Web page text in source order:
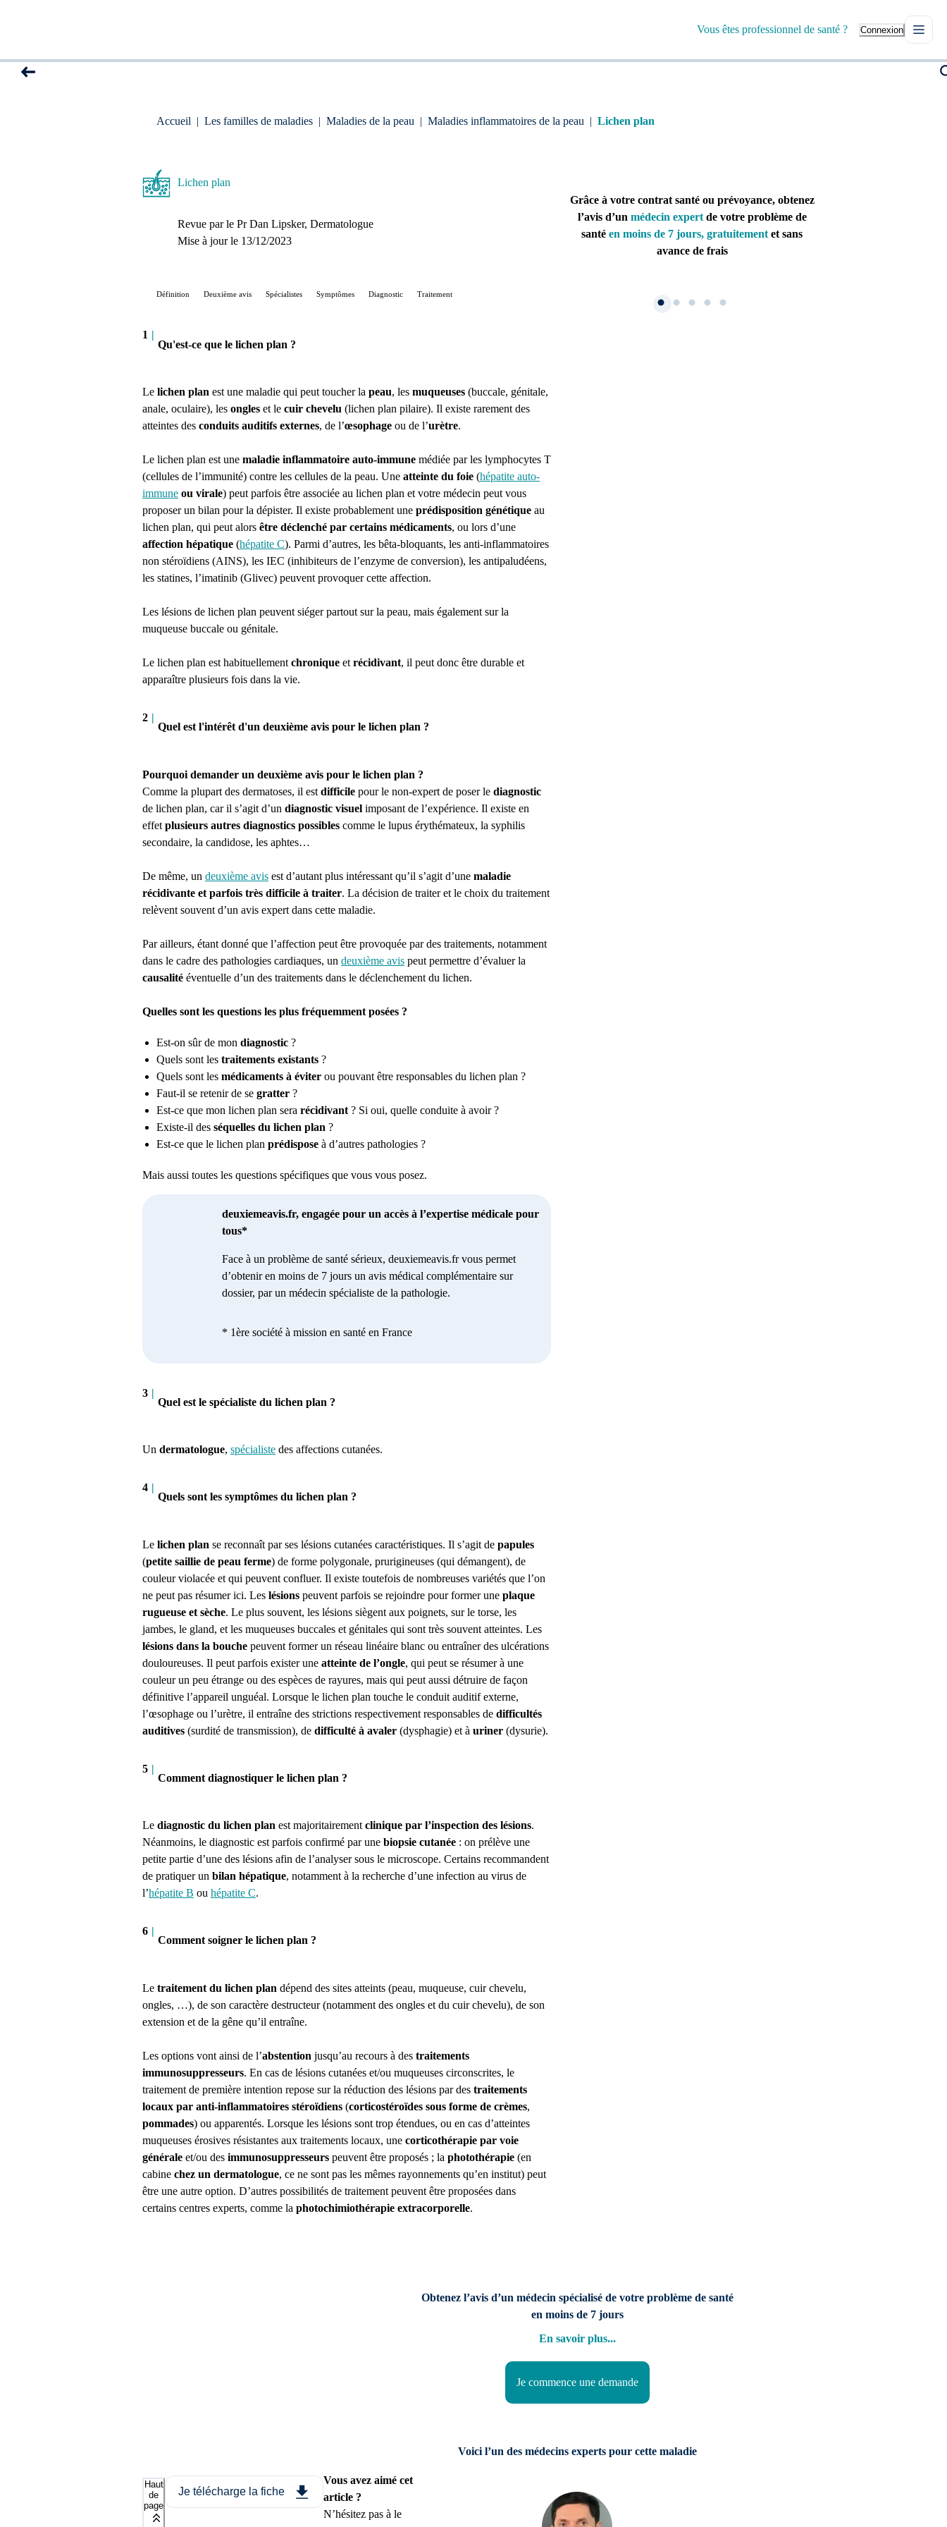
Vous êtes professionnel de santé ? Connexion
Accueil | Les familles de maladies | Maladies de la peau | Maladies inflammatoires de la peau | Lichen plan
Lichen plan
Revue par le Pr Dan Lipsker, Dermatologue
Mise à jour le 13/12/2023
Définition Deuxième avis Spécialistes Symptômes Diagnostic Traitement
1 |
Qu'est-ce que le lichen plan ?
Le lichen plan est une maladie qui peut toucher la peau, les muqueuses (buccale, génitale,
anale, oculaire), les ongles et le cuir chevelu (lichen plan pilaire). Il existe rarement des
atteintes des conduits auditifs externes, de l’œsophage ou de l’urètre.
Le lichen plan est une maladie inflammatoire auto-immune médiée par les lymphocytes T
(cellules de l’immunité) contre les cellules de la peau. Une atteinte du foie (hépatite auto-
immune ou virale) peut parfois être associée au lichen plan et votre médecin peut vous
proposer un bilan pour la dépister. Il existe probablement une prédisposition génétique au
lichen plan, qui peut alors être déclenché par certains médicaments, ou lors d’une
affection hépatique (hépatite C). Parmi d’autres, les bêta-bloquants, les anti-inflammatoires
non stéroïdiens (AINS), les IEC (inhibiteurs de l’enzyme de conversion), les antipaludéens,
les statines, l’imatinib (Glivec) peuvent provoquer cette affection.
Les lésions de lichen plan peuvent siéger partout sur la peau, mais également sur la
muqueuse buccale ou génitale.
Le lichen plan est habituellement chronique et récidivant, il peut donc être durable et
apparaître plusieurs fois dans la vie.
2 |
Quel est l'intérêt d'un deuxième avis pour le lichen plan ?
Pourquoi demander un deuxième avis pour le lichen plan ?
Comme la plupart des dermatoses, il est difficile pour le non-expert de poser le diagnostic
de lichen plan, car il s’agit d’un diagnostic visuel imposant de l’expérience. Il existe en
effet plusieurs autres diagnostics possibles comme le lupus érythémateux, la syphilis
secondaire, la candidose, les aphtes…
De même, un deuxième avis est d’autant plus intéressant qu’il s’agit d’une maladie
récidivante et parfois très difficile à traiter. La décision de traiter et le choix du traitement
relèvent souvent d’un avis expert dans cette maladie.
Par ailleurs, étant donné que l’affection peut être provoquée par des traitements, notamment
dans le cadre des pathologies cardiaques, un deuxième avis peut permettre d’évaluer la
causalité éventuelle d’un des traitements dans le déclenchement du lichen.
Quelles sont les questions les plus fréquemment posées ?
Est-on sûr de mon diagnostic ?
Quels sont les traitements existants ?
Quels sont les médicaments à éviter ou pouvant être responsables du lichen plan ?
Faut-il se retenir de se gratter ?
Est-ce que mon lichen plan sera récidivant ? Si oui, quelle conduite à avoir ?
Existe-il des séquelles du lichen plan ?
Est-ce que le lichen plan prédispose à d’autres pathologies ?
Mais aussi toutes les questions spécifiques que vous vous posez.
deuxiemeavis.fr, engagée pour un accès à l’expertise médicale pour
tous*
Face à un problème de santé sérieux, deuxiemeavis.fr vous permet
d’obtenir en moins de 7 jours un avis médical complémentaire sur
dossier, par un médecin spécialiste de la pathologie.
* 1ère société à mission en santé en France
3 |
Quel est le spécialiste du lichen plan ?
Un dermatologue, spécialiste des affections cutanées.
4 |
Quels sont les symptômes du lichen plan ?
Le lichen plan se reconnaît par ses lésions cutanées caractéristiques. Il s’agit de papules
(petite saillie de peau ferme) de forme polygonale, prurigineuses (qui démangent), de
couleur violacée et qui peuvent confluer. Il existe toutefois de nombreuses variétés que l’on
ne peut pas résumer ici. Les lésions peuvent parfois se rejoindre pour former une plaque
rugueuse et sèche. Le plus souvent, les lésions siègent aux poignets, sur le torse, les
jambes, le gland, et les muqueuses buccales et génitales qui sont très souvent atteintes. Les
lésions dans la bouche peuvent former un réseau linéaire blanc ou entraîner des ulcérations
douloureuses. Il peut parfois exister une atteinte de l’ongle, qui peut se résumer à une
couleur un peu étrange ou des espèces de rayures, mais qui peut aussi détruire de façon
définitive l’appareil unguéal. Lorsque le lichen plan touche le conduit auditif externe,
l’œsophage ou l’urètre, il entraîne des strictions respectivement responsables de difficultés
auditives (surdité de transmission), de difficulté à avaler (dysphagie) et à uriner (dysurie).
5 |
Comment diagnostiquer le lichen plan ?
Le diagnostic du lichen plan est majoritairement clinique par l’inspection des lésions.
Néanmoins, le diagnostic est parfois confirmé par une biopsie cutanée : on prélève une
petite partie d’une des lésions afin de l’analyser sous le microscope. Certains recommandent
de pratiquer un bilan hépatique, notamment à la recherche d’une infection au virus de
l’hépatite B ou hépatite C.
6 |
Comment soigner le lichen plan ?
Le traitement du lichen plan dépend des sites atteints (peau, muqueuse, cuir chevelu,
ongles, …), de son caractère destructeur (notamment des ongles et du cuir chevelu), de son
extension et de la gêne qu’il entraîne.
Les options vont ainsi de l’abstention jusqu’au recours à des traitements
immunosuppresseurs. En cas de lésions cutanées et/ou muqueuses circonscrites, le
traitement de première intention repose sur la réduction des lésions par des traitements
locaux par anti-inflammatoires stéroïdiens (corticostéroïdes sous forme de crèmes,
pommades) ou apparentés. Lorsque les lésions sont trop étendues, ou en cas d’atteintes
muqueuses érosives résistantes aux traitements locaux, une corticothérapie par voie
générale et/ou des immunosuppresseurs peuvent être proposés ; la photothérapie (en
cabine chez un dermatologue, ce ne sont pas les mêmes rayonnements qu’en institut) peut
être une autre option. D’autres possibilités de traitement peuvent être proposées dans
certains centres experts, comme la photochimiothérapie extracorporelle.
Haut
de
page
Je télécharge la fiche
Vous avez aimé cet
article ?
N’hésitez pas à le
Obtenez l’avis d’un médecin spécialisé de votre problème de santé
en moins de 7 jours
En savoir plus...
Je commence une demande
Voici l’un des médecins experts pour cette maladie
Grâce à votre contrat santé ou prévoyance, obtenez
l’avis d’un médecin expertde votre problème de
santé en moins de 7 jours, gratuitement et sans
avance de frais